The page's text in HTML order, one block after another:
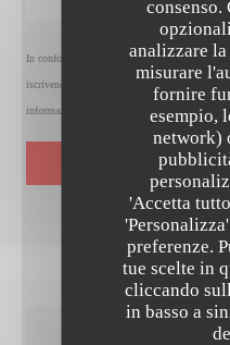
consenso.
analizzare
misurare
fornire
esempio,
network)
'Accetta
preferenze.
tue scelte in
cliccando
in basso a
In conformità al Codice del Consumo, hai il
iscrivendoti al Registro Pubblico delle
informazioni sul trattamento dei tuoi dati,
CASSEROLES